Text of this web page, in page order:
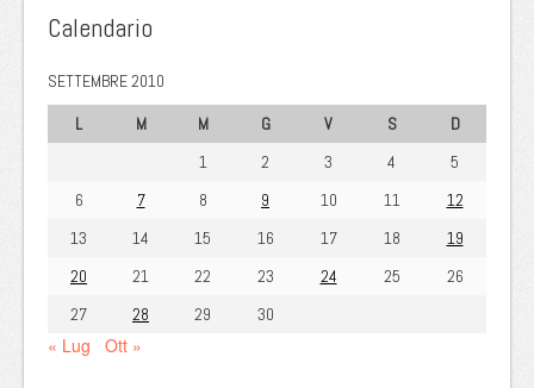
Calendario
SETTEMBRE 2010
L
M M G V S
D
1
2 3 4
5
6
7 8 9 10 11
12
13
14 15 16 17 18
19
20
21 22 23 24 25
26
27
28 29 30
« Lug Ott »